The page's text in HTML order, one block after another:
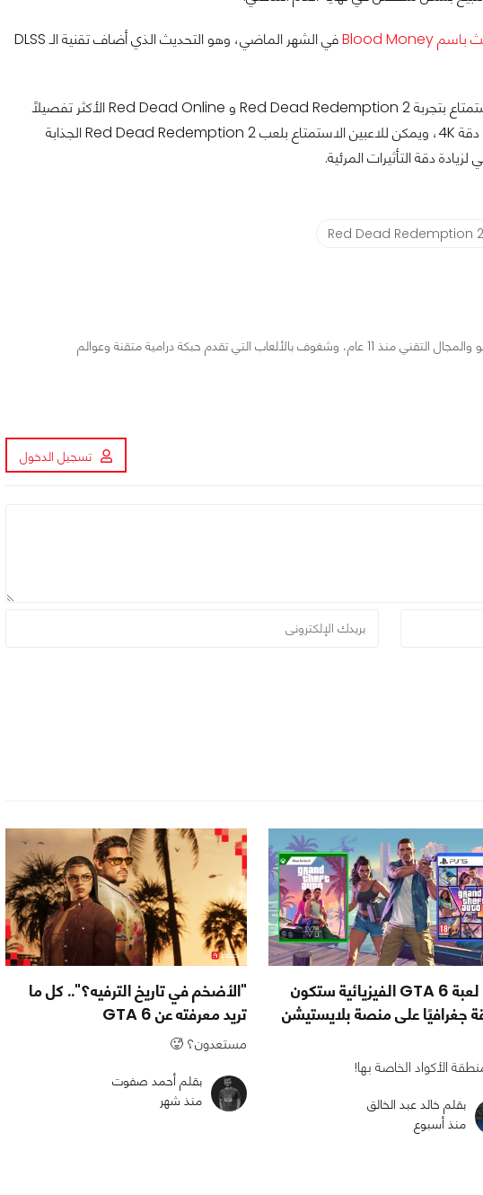
في الشهر الماضي، وهو التحديث الذي أضاف تقنية الـ DLSS
تساعد تقنية NVIDIA DLSS لاعبي GeForce في الاستمتاع بتجربة Red Dead Redemption 2 و Red Dead Online الأكثر تفصيلاً
وإغراقًا وإثارة. مع تعزيز الأداء بنسبة تصل إلى ٪45 عند دقة 4K، ويمكن للاعبين الاستمتاع بلعب Red Dead Redemption 2 الجذابة
دقة التأثيرات المرئية.
Red Dead Redemption 2
مراجع ومحرر لأخبار ألعاب الفيديو والمجال التقني منذ 11 عام، وشغوف بالألعاب التي تقدم حبكة درامية متقنة وعوالم
تسجيل الدخول
نسخ لعبة GTA 6 الفيزيائية ستكون
جغرافيًا على منصة بلايستيشن
الأكواد الخاصة بها!
بقلم خالد عبد الخالق
منذ أسبوع
"الأضخم في تاريخ الترفيه؟".. كل ما
تريد معرفته عن GTA 6
مستعدون؟ 🥵
بقلم أحمد صفوت
منذ شهر